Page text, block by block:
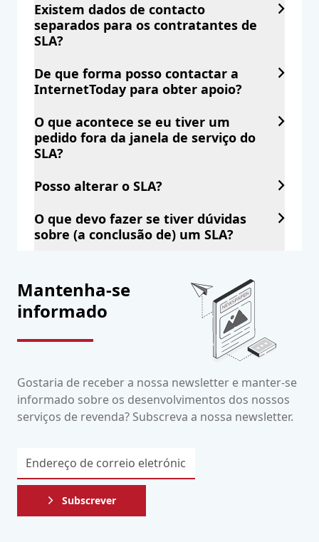
Existem dados de contacto
separados para os contratantes de
SLA?
De que forma posso contactar a
InternetToday para obter apoio?
O que acontece se eu tiver um
pedido fora da janela de serviço do
SLA?
Posso alterar o SLA?
O que devo fazer se tiver dúvidas
sobre (a conclusão de) um SLA?
Mantenha-se
informado
Gostaria de receber a nossa newsletter e manter-se
informado sobre os desenvolvimentos dos nossos
serviços de revenda? Subscreva a nossa newsletter.
Subscrever